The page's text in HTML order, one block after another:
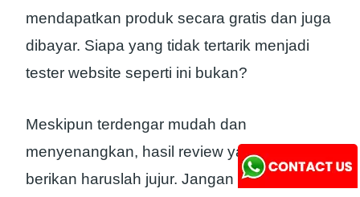
mendapatkan produk secara gratis dan juga
dibayar. Siapa yang tidak tertarik menjadi
tester website seperti ini bukan?
Meskipun terdengar mudah dan
menyenangkan, hasil review yang Anda
berikan haruslah jujur. Jangan sampai Anda